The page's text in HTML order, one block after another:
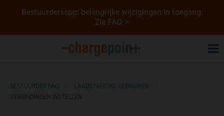
Bestuurdersapp: belangrijke wijzigingen in toegang.
Zie FAQ >
BESTUURDER FAQ
LAADSTATIONS GEBRUIKEN
VERBINDINGEN INSTELLEN